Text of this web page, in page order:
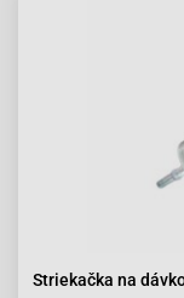
Striekačka na